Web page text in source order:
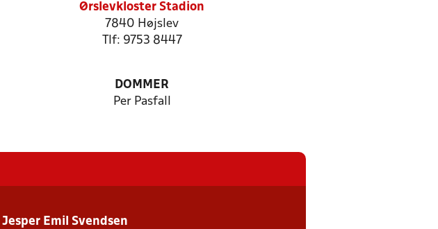
Ørslevkloster Stadion
7840 Højslev
Tlf: 9753 8447
DOMMER
Per Pasfall
Jesper Emil Svendsen